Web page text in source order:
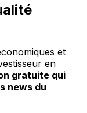
et
en
gratuite qui
news du